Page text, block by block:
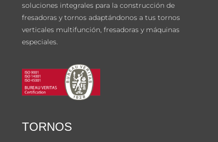
soluciones integrales para la construcción de
fresadoras y tornos adaptándonos a tus tornos
verticales multifunción, fresadoras y máquinas
especiales.
TORNOS